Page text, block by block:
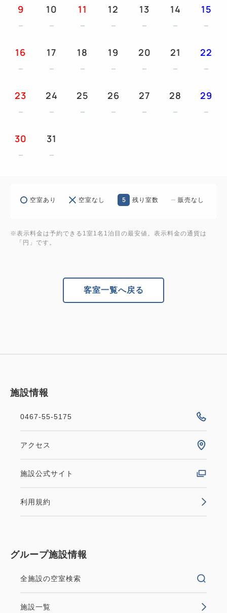
9 10 11 12 13 14 15
16 17 18 19 20 21 22
23 24 25 26 27 28 29
30 31
空室あり 空室なし 5 残り室数 販売なし
※表示料金は予約できる1室1名1泊目の最安値。表示料金の通貨は
「円」です。
客室一覧へ戻る
施設情報
0467-55-5175
アクセス
施設公式サイト
利用規約
グループ施設情報
全施設の空室検索
施設一覧